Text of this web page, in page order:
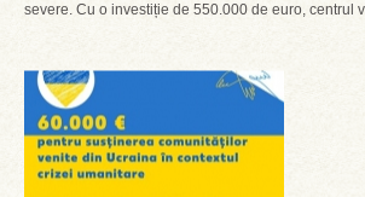
severe. Cu o investiție de 550.000 de euro, centrul